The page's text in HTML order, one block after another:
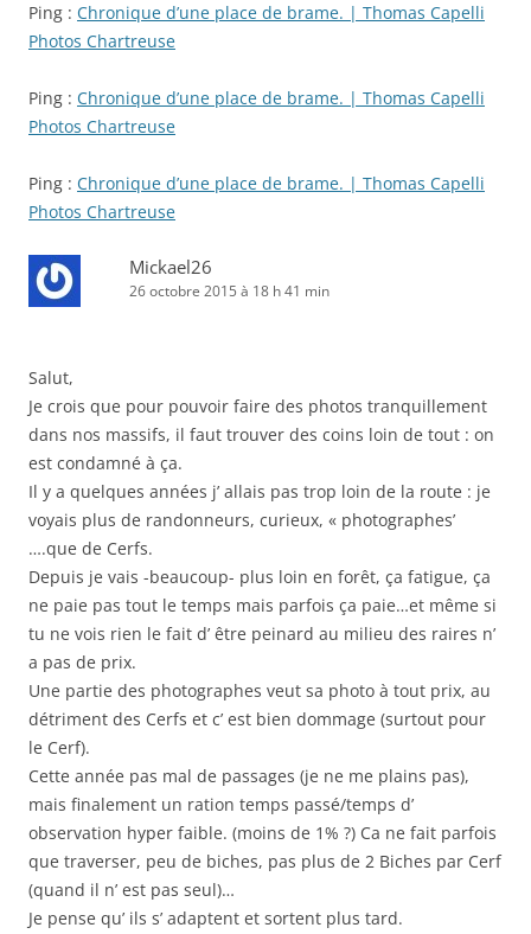
Ping : Chronique d’une place de brame. | Thomas Capelli
Photos Chartreuse
Ping : Chronique d’une place de brame. | Thomas Capelli
Photos Chartreuse
Ping : Chronique d’une place de brame. | Thomas Capelli
Photos Chartreuse
Mickael26
26 octobre 2015 à 18 h 41 min
Salut,
Je crois que pour pouvoir faire des photos tranquillement
dans nos massifs, il faut trouver des coins loin de tout : on
est condamné à ça.
Il y a quelques années j’ allais pas trop loin de la route : je
voyais plus de randonneurs, curieux, « photographes’
….que de Cerfs.
Depuis je vais -beaucoup- plus loin en forêt, ça fatigue, ça
ne paie pas tout le temps mais parfois ça paie…et même si
tu ne vois rien le fait d’ être peinard au milieu des raires n’
a pas de prix.
Une partie des photographes veut sa photo à tout prix, au
détriment des Cerfs et c’ est bien dommage (surtout pour
le Cerf).
Cette année pas mal de passages (je ne me plains pas),
mais finalement un ration temps passé/temps d’
observation hyper faible. (moins de 1% ?) Ca ne fait parfois
que traverser, peu de biches, pas plus de 2 Biches par Cerf
(quand il n’ est pas seul)…
Je pense qu’ ils s’ adaptent et sortent plus tard.